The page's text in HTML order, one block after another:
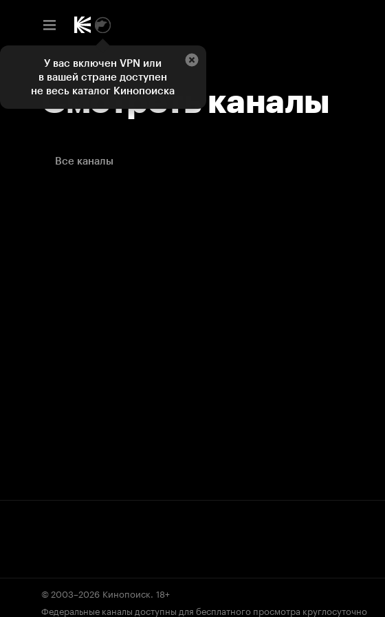
Смотреть каналы
Все каналы
© 2003–2026 Кинопоиск. 18+
Федеральные каналы доступны для бесплатного просмотра круглосуточно
У вас включен VPN или
в вашей стране доступен
не весь каталог Кинопоиска